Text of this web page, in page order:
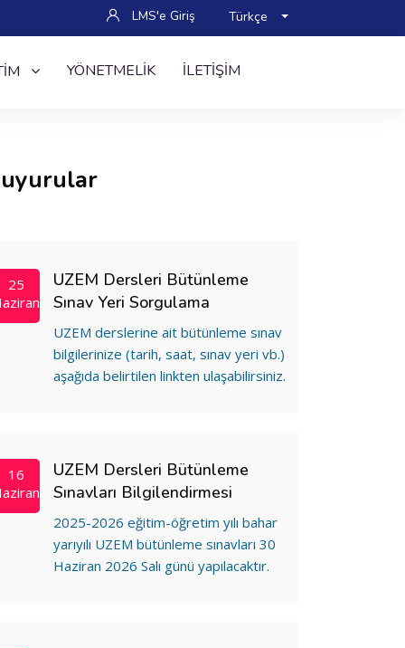
LMS'e Giriş Türkçe
İLETIŞIM
YÖNETMELIK
25
UZEM Dersleri Bütünleme
Sınav Yeri Sorgulama
UZEM derslerine ait bütünleme sınav
bilgilerinize (tarih, saat, sınav yeri vb.)
aşağıda belirtilen linkten ulaşabilirsiniz.
16
UZEM Dersleri Bütünleme
Sınavları Bilgilendirmesi
2025-2026 eğitim-öğretim yılı bahar
yarıyılı UZEM bütünleme sınavları 30
Haziran 2026 Salı günü yapılacaktır.